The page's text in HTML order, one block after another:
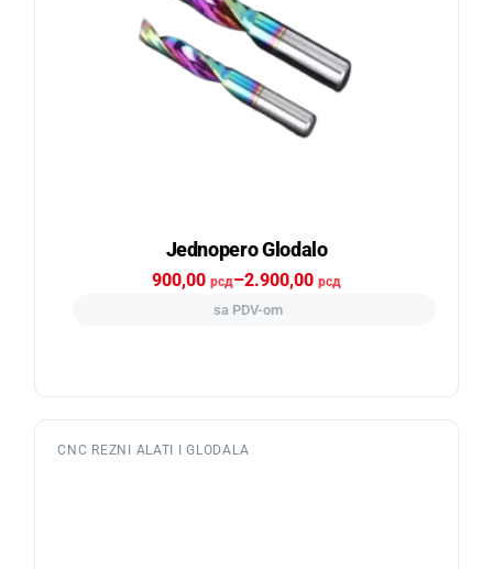
Jednopero Glodalo
900,00 рсд–2.900,00 рсд
sa PDV-om
CNC REZNI ALATI I GLODALA